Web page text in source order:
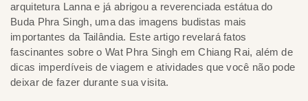
arquitetura Lanna e já abrigou a reverenciada estátua do
Buda Phra Singh, uma das imagens budistas mais
importantes da Tailândia. Este artigo revelará fatos
fascinantes sobre o Wat Phra Singh em Chiang Rai, além de
dicas imperdíveis de viagem e atividades que você não pode
deixar de fazer durante sua visita.